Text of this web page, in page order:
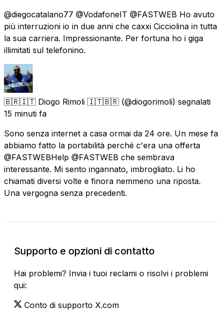
@diegocatalano77 @VodafoneIT @FASTWEB Ho avuto
più interruzioni io in due anni che caxxi Cicciolina in tutta
la sua carriera. Impressionante. Per fortuna ho i giga
illimitati sul telefonino.
🇧🇷🇮🇹 Diogo Rimoli 🇮🇹🇧🇷 (@diogorimoli) segnalati
15 minuti fa
Sono senza internet a casa ormai da 24 ore. Un mese fa
abbiamo fatto la portabilità perché c'era una offerta
@FASTWEBHelp @FASTWEB che sembrava
interessante. Mi sento ingannato, imbrogliato. Li ho
chiamati diversi volte e finora nemmeno una riposta.
Una vergogna senza precedenti.
Supporto e opzioni di contatto
Hai problemi? Invia i tuoi reclami o risolvi i problemi
qui:
Conto di supporto X.com